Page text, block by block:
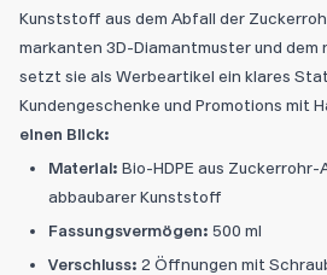
Kunststoff aus dem Abfall der
markanten 3D-Diamantmuster und
setzt sie als Werbeartikel ein klares
Kundengeschenke und Promotions mit
einen Blick:
Material: Bio-HDPE aus
abbaubarer Kunststoff
Fassungsvermögen: 500 ml
Verschluss: 2 Öffnungen mit